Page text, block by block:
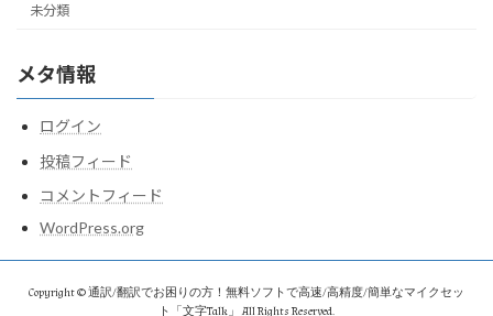
未分類
メタ情報
ログイン
投稿フィード
コメントフィード
WordPress.org
Copyright © 通訳/翻訳でお困りの方！無料ソフトで高速/高精度/簡単なマイクセッ
ト「文字Talk」 All Rights Reserved.